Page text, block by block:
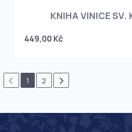
KNIHA VINICE SV.
449,00 Kč
1 2